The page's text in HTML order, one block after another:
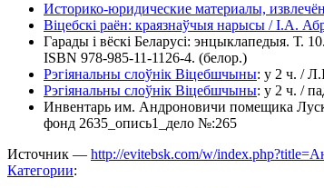
Историко-юридические материалы,
Віцебскі раён: краязнаўчыя нарысы / І.А.
Гарады і вёскі Беларусі: энцыклапедыя.
ISBN 978-985-11-1126-4. (белор.)
Рэгіянальны слоўнік Віцебшчыны: у 2 ч. /
Рэгіянальны слоўнік Віцебшчыны: у 2 ч. /
Инвентарь им. Андроновичи помещика
фонд 2635_опись1_дело №:265
Источник — http://evitebsk.com/w/
Категории: